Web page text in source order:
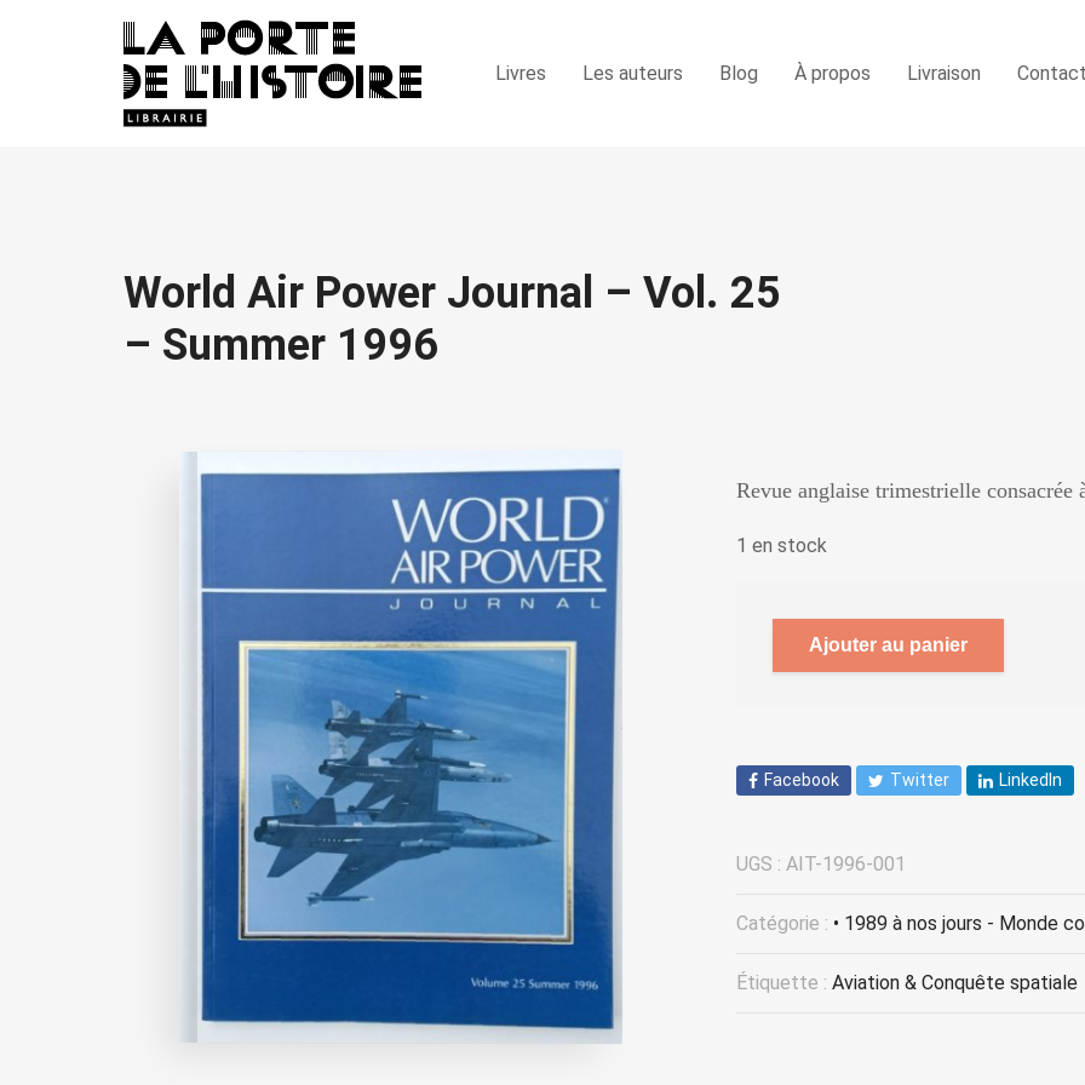
Livres Les auteurs Blog À propos Livraison
World Air Power Journal – Vol. 25
– Summer 1996
Revue anglaise trimestrielle
1 en stock
Ajouter au panier
Facebook Twitter LinkedIn
UGS : AIT-1996-001
Catégorie : • 1989 à nos jours - Monde
Étiquette : Aviation & Conquête spatiale